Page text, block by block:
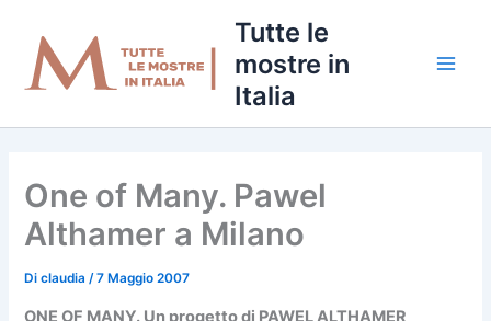
contenuto
Tutte le
mostre in
Italia
One of Many. Pawel
Althamer a Milano
Diclaudia/7 Maggio 2007